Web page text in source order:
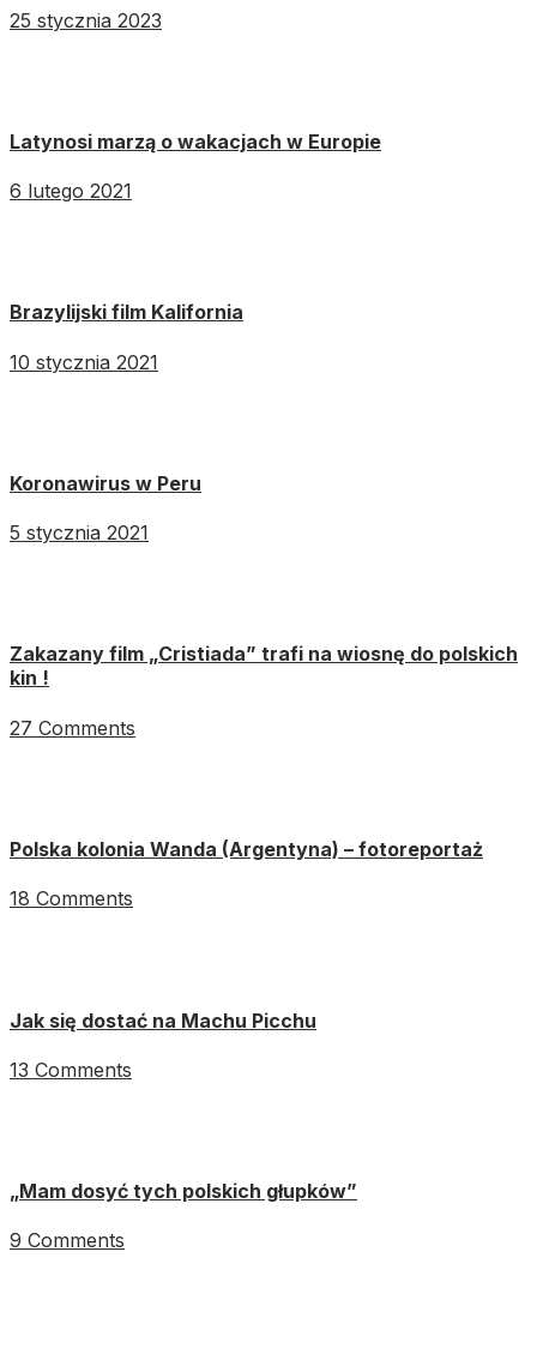
25 stycznia 2023
Latynosi marzą o wakacjach w Europie
6 lutego 2021
Brazylijski film Kalifornia
10 stycznia 2021
Koronawirus w Peru
5 stycznia 2021
Zakazany film „Cristiada” trafi na wiosnę do polskich
kin !
27 Comments
Polska kolonia Wanda (Argentyna) – fotoreportaż
18 Comments
Jak się dostać na Machu Picchu
13 Comments
„Mam dosyć tych polskich głupków”
9 Comments